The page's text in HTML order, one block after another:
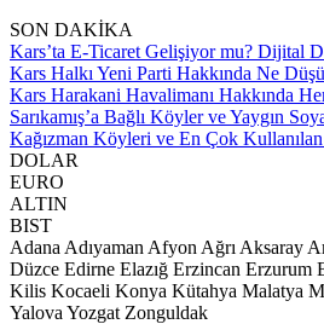
SON DAKİKA
Kars’ta E-Ticaret Gelişiyor mu? Dijital
Kars Halkı Yeni Parti Hakkında Ne
Kars Harakani Havalimanı Hakkında
Sarıkamış’a Bağlı Köyler ve Yaygın
Kağızman Köyleri ve En Çok
DOLAR
EURO
ALTIN
BIST
Adana Adıyaman Afyon Ağrı Aksaray
Düzce Edirne Elazığ Erzincan Erzurum
Kilis Kocaeli Konya Kütahya Malatya
Yalova Yozgat Zonguldak